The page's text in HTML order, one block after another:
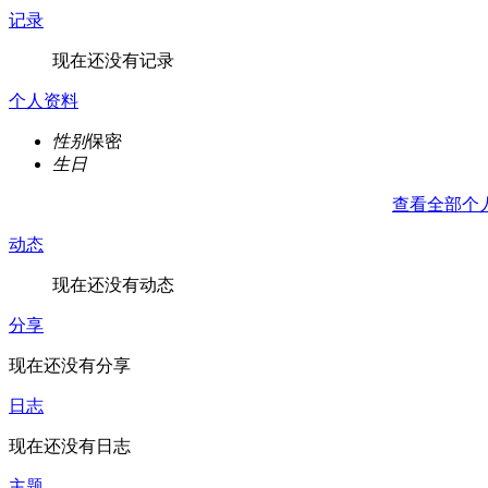
记录
现在还没有记录
个人资料
性别保密
生日
查看全部个
动态
现在还没有动态
分享
现在还没有分享
日志
现在还没有日志